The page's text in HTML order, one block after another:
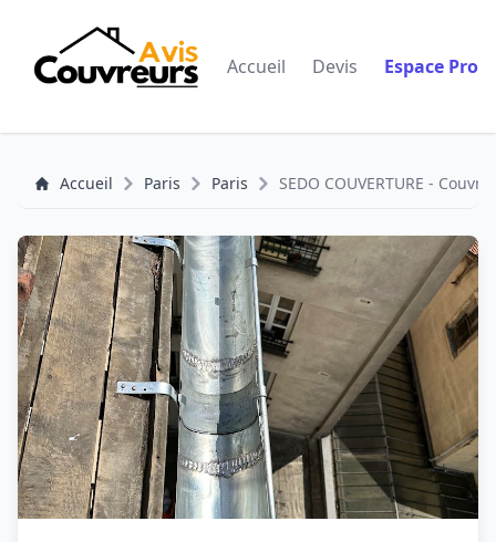
Accueil Devis Espace Pro
Accueil Paris Paris SEDO COUVERTURE -